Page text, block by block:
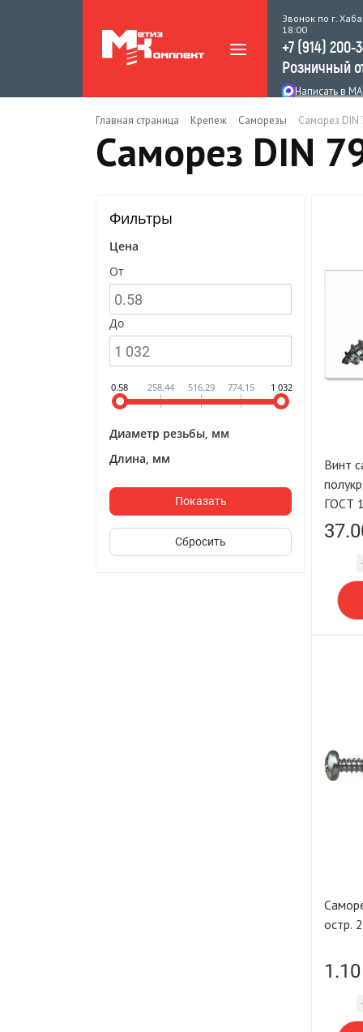
Звонок по г.
18:00
+7 (914) 200-
Розничный
Написать в
Главная страница Крепеж Саморезы Саморез DIN
Саморез DIN
Фильтры
Цена
От
До
0.58 258.44 516.29 774.15 1 032
Диаметр резьбы, мм
Длина, мм
Винт
ГОСТ
остр.
1.10